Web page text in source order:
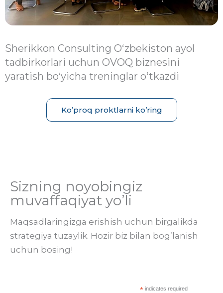
Sherikkon Consulting Oʻzbekiston ayol
tadbirkorlari uchun OVOQ biznesini
yaratish bo‘yicha treninglar oʻtkazdi
Ko’proq proktlarni ko’ring
Sizning noyobingiz
muvaffaqiyat yo’li
Maqsadlaringizga erishish uchun birgalikda
strategiya tuzaylik. Hozir biz bilan bog’lanish
uchun bosing!
*indicates required